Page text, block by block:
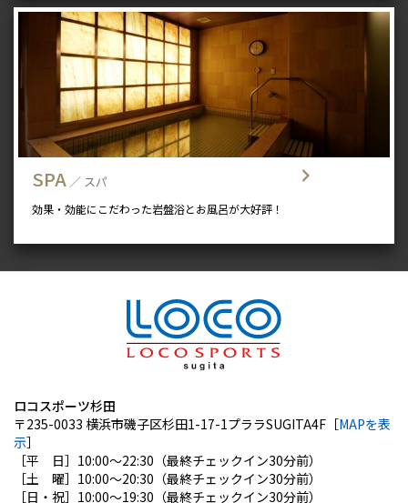
SPA ／ スパ
効果・効能にこだわった岩盤浴とお風呂が大好評！
ロコスポーツ杉田
〒235-0033 横浜市磯子区杉田1-17-1プララSUGITA4F［MAPを表
示］
［平 日］10:00〜22:30（最終チェックイン30分前）
［土 曜］10:00〜20:30（最終チェックイン30分前）
［日・祝］10:00〜19:30（最終チェックイン30分前）